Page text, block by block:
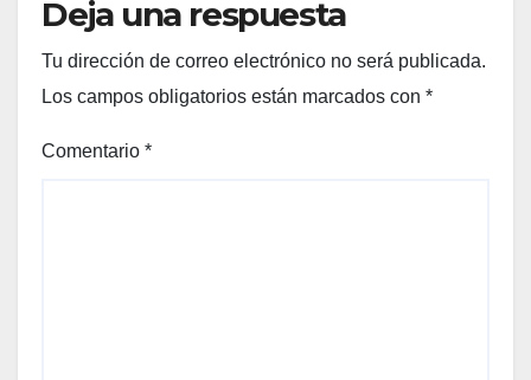
Deja una respuesta
Tu dirección de correo electrónico no será publicada.
Los campos obligatorios están marcados con *
Comentario *